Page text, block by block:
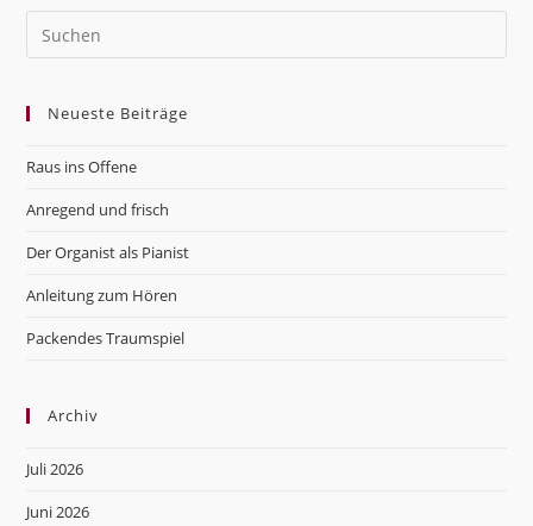
Neueste Beiträge
Raus ins Offene
Anregend und frisch
Der Organist als Pianist
Anleitung zum Hören
Packendes Traumspiel
Archiv
Juli 2026
Juni 2026